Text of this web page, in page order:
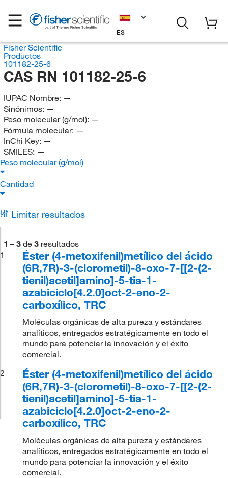
ES
Fisher Scientific
Productos
101182-25-6
CAS RN 101182-25-6
IUPAC Nombre: —
Sinónimos: —
Peso molecular (g/mol): —
Fórmula molecular: —
InChi Key: —
SMILES: —
Peso molecular (g/mol)
Cantidad
Limitar resultados
1 – 3 de 3 resultados
1
Éster (4-metoxifenil)metílico del ácido
(6R,7R)-3-(clorometil)-8-oxo-7-[[2-(2-
tienil)acetil]amino]-5-tia-1-
azabiciclo[4.2.0]oct-2-eno-2-
carboxílico, TRC
Moléculas orgánicas de alta pureza y estándares
analíticos, entregados estratégicamente en todo el
mundo para potenciar la innovación y el éxito
comercial.
2
Éster (4-metoxifenil)metílico del ácido
(6R,7R)-3-(clorometil)-8-oxo-7-[[2-(2-
tienil)acetil]amino]-5-tia-1-
azabiciclo[4.2.0]oct-2-eno-2-
carboxílico, TRC
Moléculas orgánicas de alta pureza y estándares
analíticos, entregados estratégicamente en todo el
mundo para potenciar la innovación y el éxito
comercial.